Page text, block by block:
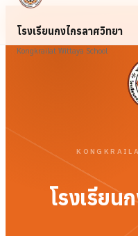
โรงเรียนกงไกรลาศวิทยา
Kongkrailat Wittaya School
โรงเรียน